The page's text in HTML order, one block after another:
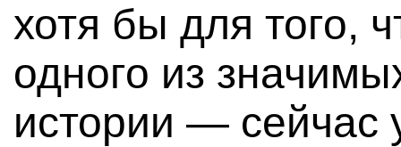
хотя бы для того,
одного из
истории — сейчас